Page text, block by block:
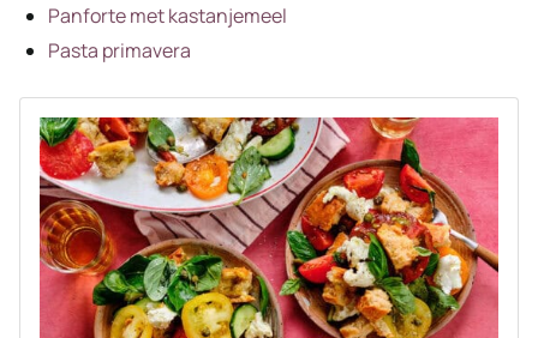
Panforte met kastanjemeel
Pasta primavera